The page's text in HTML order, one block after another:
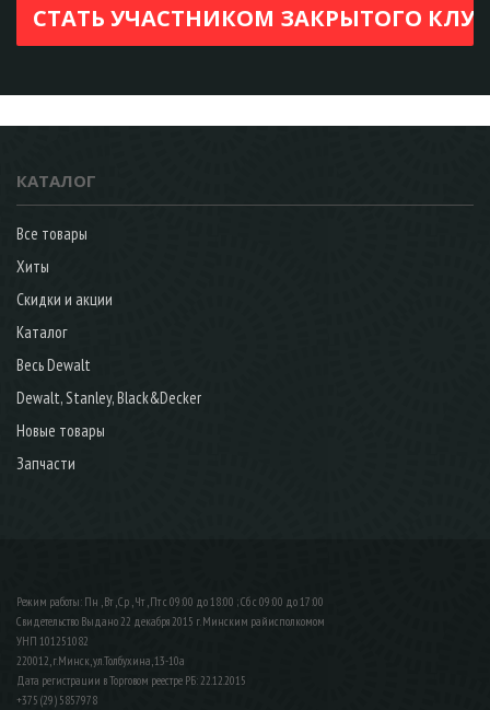
КАТАЛОГ
Все товары
Хиты
Скидки и акции
Каталог
Весь Dewalt
Dewalt, Stanley, Black&Decker
Новые товары
Запчасти
Режим работы: Пн , Вт , Ср , Чт , Пт c 09:00 до 18:00 ; Сб c 09:00 до 17:00
Свидетельство Выдано 22 декабря 2015 г. Минским райисполкомом
УНП 101251082
220012, г.Минск, ул.Толбухина, 13-10а
Дата регистрации в Торговом реестре РБ: 22.12.2015
+375 (29) 5857978